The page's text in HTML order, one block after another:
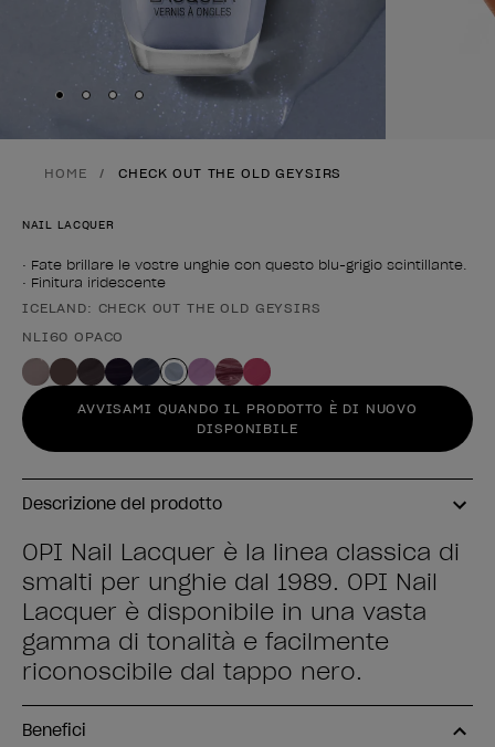
Skip to slide
Skip to slide2
Skip to slide3
Skip to slide4
HOME CHECK OUT THE OLD GEYSIRS
NAIL LACQUER
• Fate brillare le vostre unghie con questo blu-grigio scintillante.
• Finitura iridescente
Forma del prodotto
ICELAND: CHECK OUT THE OLD GEYSIRS
NLI60 OPACO
AVVISAMI QUANDO IL PRODOTTO È DI NUOVO
DISPONIBILE
Descrizione del prodotto
OPI Nail Lacquer è la linea classica di
smalti per unghie dal 1989. OPI Nail
Lacquer è disponibile in una vasta
gamma di tonalità e facilmente
riconoscibile dal tappo nero.
Benefici